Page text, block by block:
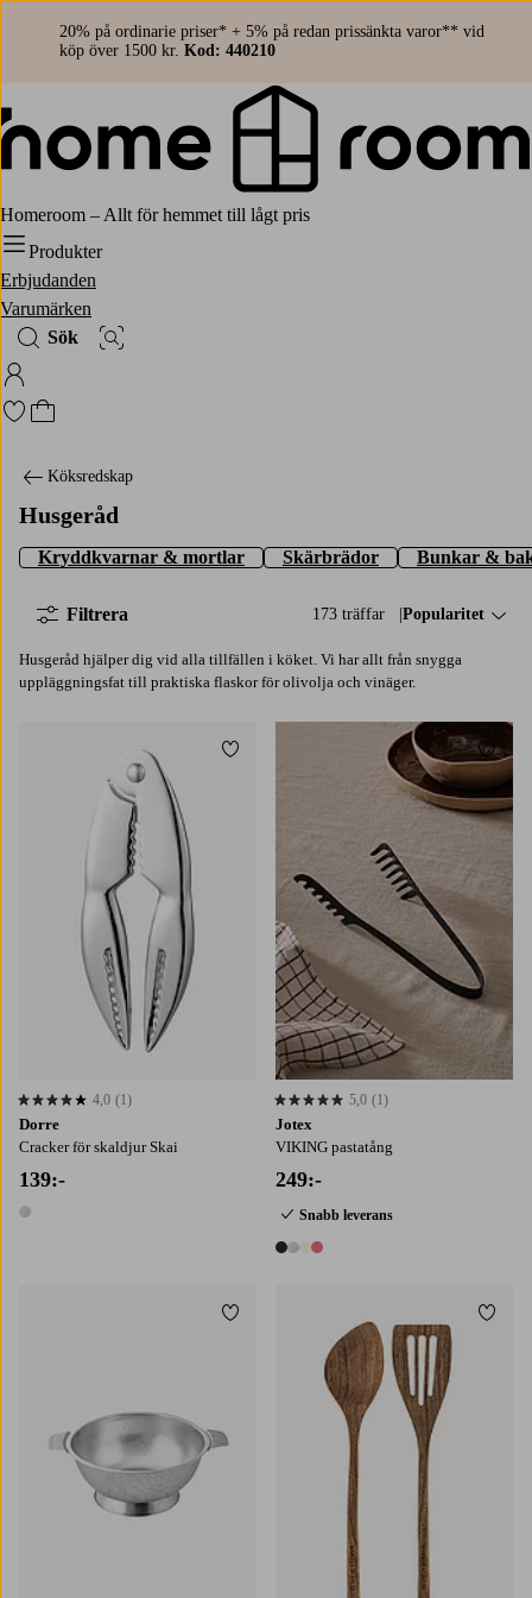
20% på ordinarie priser* + 5% på redan prissänkta varor** vid
köp över 1500 kr. Kod: 440210
Homeroom – Allt för hemmet till lågt pris
Produkter
Erbjudanden
Varumärken
Sök
Bildsök
Logga in på Homeroom
Gå till favoritmarkerade produkter
Gå till kundvagnen
Köksredskap
Husgeråd
Kryddkvarnar & mortlar Skärbrädor Bunkar &
173 träffar Sortera på:
Popularitet
Filtrera
Husgeråd hjälper dig vid alla tillfällen i köket. Vi har allt från snygga
uppläggningsfat till praktiska flaskor för olivolja och vinäger.
Dorre
Cracker för skaldjur Skai
139:-
1 färg
4,0 baserat på 1 st betyg
4,0 (1)
Lägg till i favoriter
Jotex
VIKING pastatång
249:-
Snabb leverans
4 färger
5,0 baserat på 1 st betyg
5,0 (1)
Lägg till i favoriter